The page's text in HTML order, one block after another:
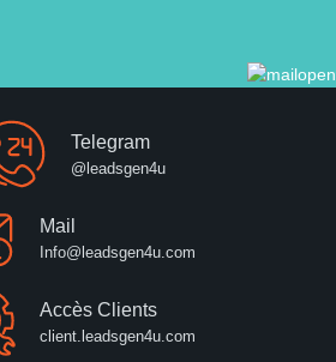
Telegram
@leadsgen4u
Mail
Info@leadsgen4u.com
Accès Clients
client.leadsgen4u.com